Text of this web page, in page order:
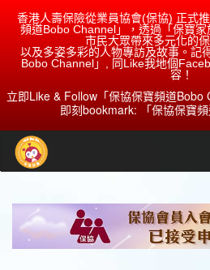
香港人壽保險從業員協會(保協) 正式
頻道Bobo Channel」，透過「保寶
市民大眾帶來多元化的
以及多姿多彩的人物專訪及故事。記
Bobo Channel」, 同Like我地個
容！
立即Like & Follow「保協保寶頻道
即刻bookmark: 「保協保寶頻